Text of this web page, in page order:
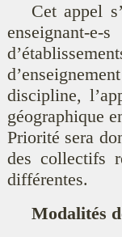
Cet appel
enseignant-e-
discipline,
géographique
Priorité sera
des collectifs
différentes.
Modalités